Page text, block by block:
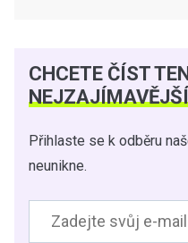
CHCETE ČÍST
Přihlaste se k odběru
neunikne.